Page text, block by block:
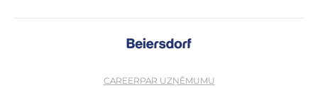
CAREERPAR UZŅĒMUMU